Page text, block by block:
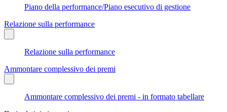
Piano della performance/Piano esecutivo di gestione
Relazione sulla performance
Relazione sulla performance
Ammontare complessivo dei premi
Ammontare complessivo dei premi - in formato tabellare